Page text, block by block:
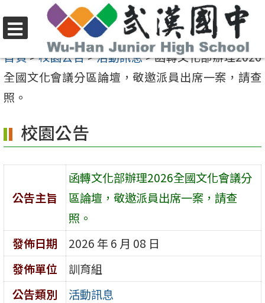
至
要
內
區
選
單
首頁>校園公告>活動訊息>函轉文化部辦理2026
全國文化會議分區論壇，敬邀派員出席一案，請查
照。
校園公告
公告主旨
函轉文化部辦理2026全國文化會議分
區論壇，敬邀派員出席一案，請查
照。
發佈日期
2026 年 6 月 08 日
發佈單位
訓育組
公告類別
活動訊息